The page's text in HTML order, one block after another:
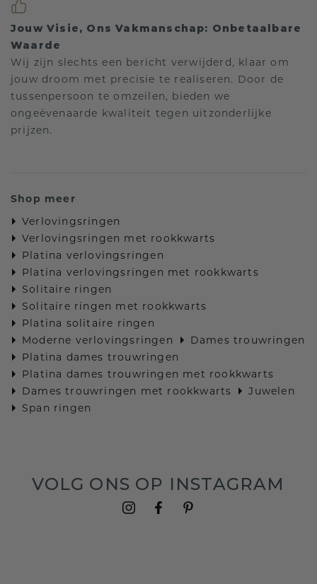
Jouw Visie, Ons Vakmanschap: Onbetaalbare
Waarde
Wij zijn slechts een bericht verwijderd, klaar om
jouw droom met precisie te realiseren. Door de
tussenpersoon te omzeilen, bieden we
ongeëvenaarde kwaliteit tegen uitzonderlijke
prijzen.
Shop meer
Verlovingsringen
Verlovingsringen met rookkwarts
Platina verlovingsringen
Platina verlovingsringen met rookkwarts
Solitaire ringen
Solitaire ringen met rookkwarts
Platina solitaire ringen
Moderne verlovingsringen
Dames trouwringen
Platina dames trouwringen
Platina dames trouwringen met rookkwarts
Dames trouwringen met rookkwarts
Juwelen
Span ringen
VOLG ONS OP INSTAGRAM